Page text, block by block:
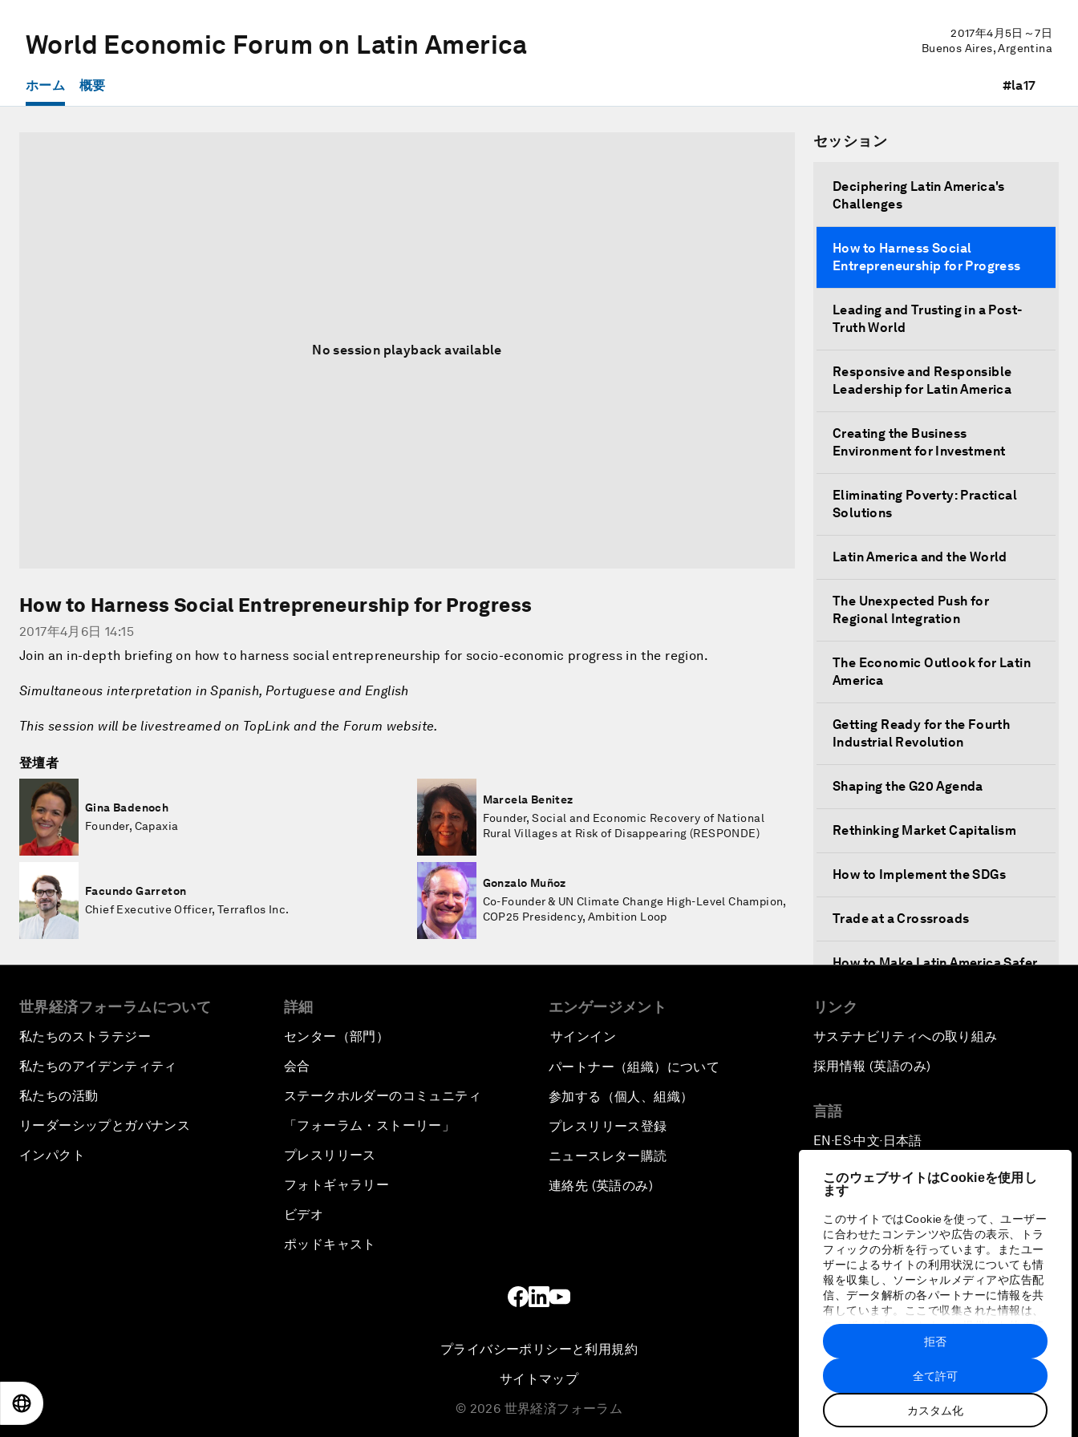
このウェブサイトはCookieを使用し
ます
このサイトではCookieを使って、ユーザー
に合わせたコンテンツや広告の表示、トラ
フィックの分析を行っています。またユー
ザーによるサイトの利用状況についても情
報を収集し、ソーシャルメディアや広告配
信、データ解析の各パートナーに情報を共
有しています。ここで収集された情報は、
ユーザーが各パートナーに提供した他の情
報や各パートナーのサービスを使用した際
に収集された情報と組み合わされ、各パー
トナーによって使用されることがありま
す。
全て許可
カスタム化
拒否
World Economic Forum on Latin America
2017年4月5日～7日
Buenos Aires, Argentina
ホーム 概要 #la17
No session playback available
How to Harness Social Entrepreneurship for Progress
2017年4月6日 14:15
Join an in-depth briefing on how to harness social entrepreneurship for socio-economic progress in the region.
Simultaneous interpretation in Spanish, Portuguese and English
This session will be livestreamed on TopLink and the Forum website.
登壇者
Gina Badenoch
Founder, Capaxia
Marcela Benitez
Founder, Social and Economic Recovery of National
Rural Villages at Risk of Disappearing (RESPONDE)
Facundo Garreton
Chief Executive Officer, Terraflos Inc.
Gonzalo Muñoz
Co-Founder & UN Climate Change High-Level Champion,
COP25 Presidency, Ambition Loop
セッション
Deciphering Latin America's
Challenges
How to Harness Social
Entrepreneurship for Progress
Leading and Trusting in a Post-
Truth World
Responsive and Responsible
Leadership for Latin America
Creating the Business
Environment for Investment
Eliminating Poverty: Practical
Solutions
Latin America and the World
The Unexpected Push for
Regional Integration
The Economic Outlook for Latin
America
Getting Ready for the Fourth
Industrial Revolution
Shaping the G20 Agenda
Rethinking Market Capitalism
How to Implement the SDGs
Trade at a Crossroads
How to Make Latin America Safer
Keeping the Commitment on
How to Respond to Political
Productive Latin America
Fighting Corruption: The New
Way Forward
How to Advance Inclusive Growth
Latin America's Energy Transition
Fostering Development and
Entrepreneurship in the Fourth
Industrial Revolution
世界経済フォーラムについて
私たちのストラテジー
私たちのアイデンティティ
私たちの活動
リーダーシップとガバナンス
インパクト
詳細
センター（部門）
会合
ステークホルダーのコミュニティ
「フォーラム・ストーリー」
プレスリリース
フォトギャラリー
ビデオ
ポッドキャスト
エンゲージメント
サインイン
パートナー（組織）について
参加する（個人、組織）
プレスリリース登録
ニュースレター購読
連絡先 (英語のみ)
リンク
サステナビリティへの取り組み
採用情報 (英語のみ)
言語
EN ▪ES▪中文▪ 日本語
プライバシーポリシーと利用規約
サイトマップ
© 2026 世界経済フォーラム